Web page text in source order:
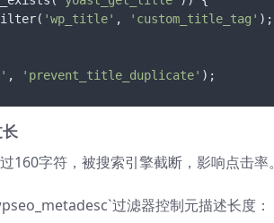
'wp_title' , 'custom_title_tag' );
, 'prevent_title_duplicate' );
160字符，被搜索引擎截断，影响点击率。
过滤器控制元描述长度：